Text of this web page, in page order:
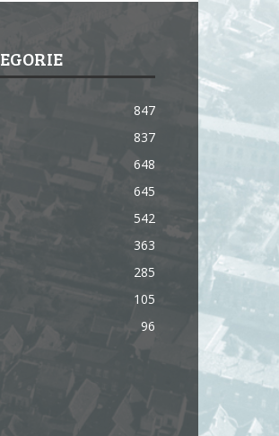
847
837
648
645
542
363
285
105
96